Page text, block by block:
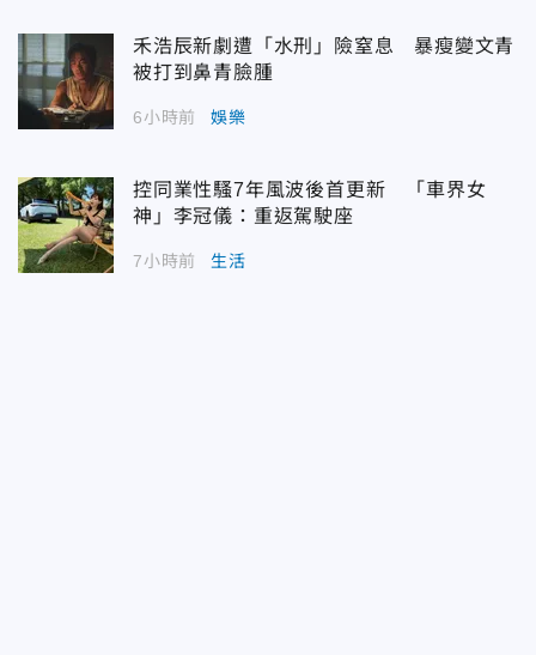
禾浩辰新劇遭「水刑」險窒息 暴瘦變文青
被打到鼻青臉腫
6小時前 娛樂
控同業性騷7年風波後首更新 「車界女
神」李冠儀：重返駕駛座
7小時前 生活